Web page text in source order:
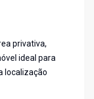
privativa,
ideal para
localização